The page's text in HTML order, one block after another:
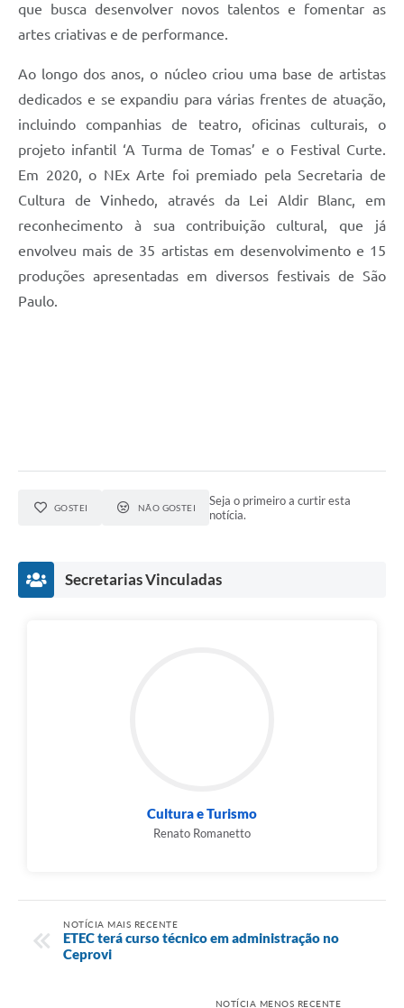
que busca desenvolver novos talentos e fomentar as
artes criativas e de performance.
Ao longo dos anos, o núcleo criou uma base de artistas
dedicados e se expandiu para várias frentes de atuação,
incluindo companhias de teatro, oficinas culturais, o
projeto infantil ‘A Turma de Tomas’ e o Festival Curte.
Em 2020, o NEx Arte foi premiado pela Secretaria de
Cultura de Vinhedo, através da Lei Aldir Blanc, em
reconhecimento à sua contribuição cultural, que já
envolveu mais de 35 artistas em desenvolvimento e 15
produções apresentadas em diversos festivais de São
Paulo.
GOSTEI NÃO GOSTEI
Seja o primeiro a curtir esta
notícia.
Secretarias Vinculadas
Cultura e Turismo
Renato Romanetto
NOTÍCIA MAIS RECENTE
ETEC terá curso técnico em administração no
Ceprovi
NOTÍCIA MENOS RECENTE